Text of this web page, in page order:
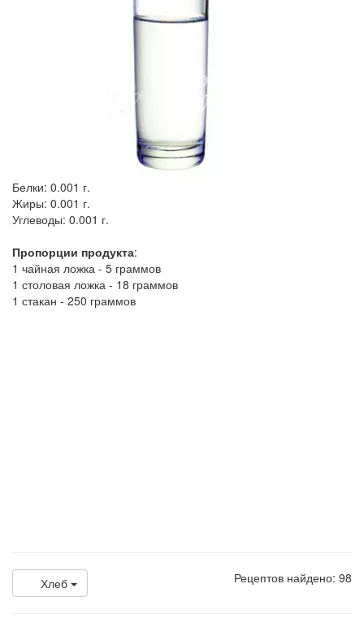
Белки: 0.001 г.
Жиры: 0.001 г.
Углеводы: 0.001 г.
Пропорции продукта:
1 чайная ложка - 5 граммов
1 столовая ложка - 18 граммов
1 стакан - 250 граммов
Хлеб Рецептов найдено: 98